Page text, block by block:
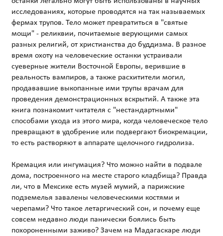
исследованиях, которые проводятся на так называемых
фермах трупов. Тело может превратиться в "святые
мощи" - реликвии, почитаемые верующими самых
разных религий, от христианства до буддизма. В разное
время охоту на человеческие останки устраивали
суеверные жители Восточной Европы, верившие в
реальность вампиров, а также расхитители могил,
продававшие выкопанные ими трупы врачам для
проведения демонстрационных вскрытий. А также эта
книга познакомит читателя с "нестандартными"
способами ухода из этого мира, когда человеческое тело
превращают в удобрение или подвергают биокремации,
то есть растворяют в аппарате щелочного гидролиза.
Кремация или ингумация? Что можно найти в подвале
дома, построенного на месте старого кладбища? Правда
ли, что в Мексике есть музей мумий, а парижские
подземелья завалены человеческими костями и
черепами? Что такое летаргический сон, и почему еще
совсем недавно люди панически боялись быть
похороненными заживо? Зачем на Мадагаскаре люди